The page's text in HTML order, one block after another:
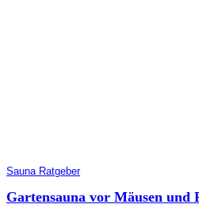
Sauna Ratgeber
Gartensauna vor Mäusen und